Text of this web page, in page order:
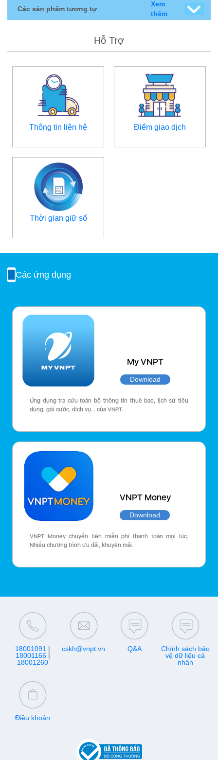
Các sản phẩm tương tự
Xem
thêm
Hỗ Trợ
Thông tin liên hệ Điểm giao dịch
Thời gian giữ số
Các ứng dụng
My VNPT
Download
Ứng dụng tra cứu toàn bộ thông tin thuê bao, lịch sử tiêu
dùng, gói cước, dịch vụ… của VNPT.
VNPT Money
Download
VNPT Money chuyển tiền miễn phí thanh toán mọi lúc.
Nhiều chương trình ưu đãi, khuyến mãi.
18001091 |
18001166|
18001260
cskh@vnpt.vn Q&A
Chính sách bảo
vệ dữ liệu cá
nhân
Điều khoản